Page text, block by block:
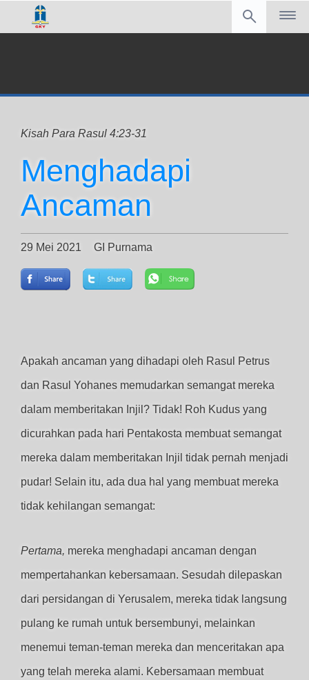
Kisah Para Rasul 4:23-31
Menghadapi
Ancaman
29 Mei 2021 GI Purnama
Apakah ancaman yang dihadapi oleh Rasul Petrus
dan Rasul Yohanes memudarkan semangat mereka
dalam memberitakan Injil? Tidak! Roh Kudus yang
dicurahkan pada hari Pentakosta membuat semangat
mereka dalam memberitakan Injil tidak pernah menjadi
pudar! Selain itu, ada dua hal yang membuat mereka
tidak kehilangan semangat:
Pertama, mereka menghadapi ancaman dengan
mempertahankan kebersamaan. Sesudah dilepaskan
dari persidangan di Yerusalem, mereka tidak langsung
pulang ke rumah untuk bersembunyi, melainkan
menemui teman-teman mereka dan menceritakan apa
yang telah mereka alami. Kebersamaan membuat